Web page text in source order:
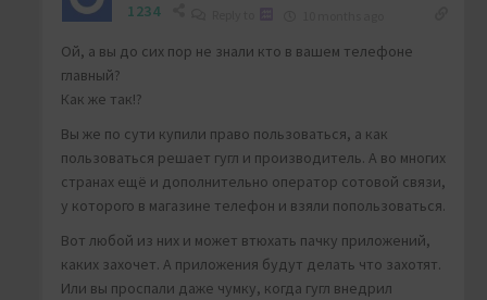
1234
Ой, а вы до сих пор не знали кто в вашем телефоне
главный?
Как же так!?
Вы же по сути купили право пользоваться, а как
пользоваться решает гугл и производитель. А во многих
странах ещё и дополнительно оператор сотовой связи,
у которого в магазине телефон и взяли попользоваться.
Вот любой из них и может втюхать пачку приложений,
каких захочет. А приложения будут делать что захотят.
Или вы проспали даже чумку, когда гугл внедрил